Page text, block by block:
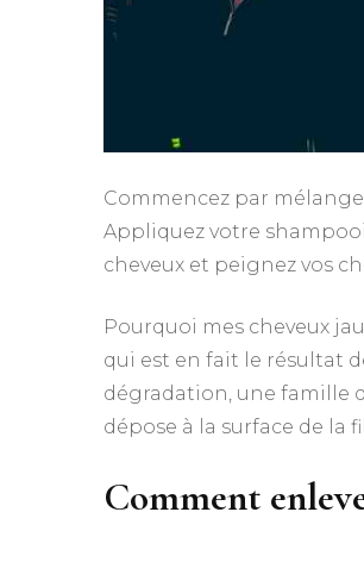
Commencez par
Appliquez votre
cheveux et peignez vos
Pourquoi mes cheveux
qui est en fait le résultat
dégradation, une famille
dépose à la surface de la
Comment